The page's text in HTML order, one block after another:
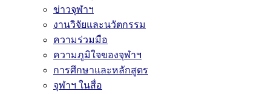
ข่าวจุฬาฯ
งานวิจัยและนวัตกรรม
ความร่วมมือ
ความภูมิใจของจุฬาฯ
การศึกษาและหลักสูตร
จุฬาฯ ในสื่อ